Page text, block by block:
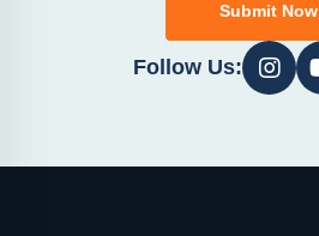
Submit Now
Follow Us: